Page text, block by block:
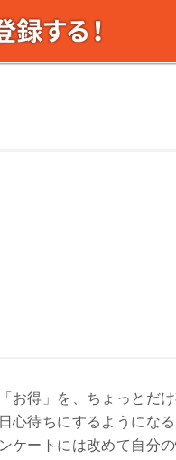
お得」を、ちょっとだ
心待ちにするようにな
ートには改めて自分